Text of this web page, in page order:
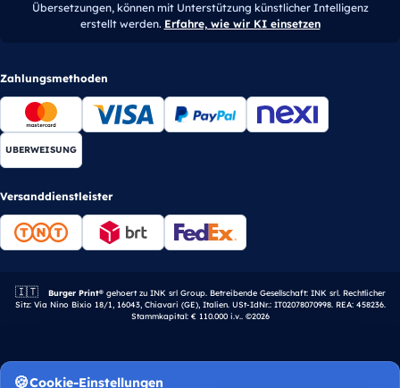
Übersetzungen, können mit Unterstützung künstlicher Intelligenz
erstellt werden. Erfahre, wie wir KI einsetzen
Zahlungsmethoden
UBERWEISUNG
Versanddienstleister
🇮🇹 Italienisches Unternehmen.
Burger Print®gehoert zu INK srl Group. Betreibende Gesellschaft: INK srl. Rechtlicher
Sitz: Via Nino Bixio 18/1, 16043, Chiavari (GE), Italien. USt-IdNr.: IT02078070998. REA: 458236.
Stammkapital: € 110.000 i.v.. ©2026
Cookie-Einstellungen